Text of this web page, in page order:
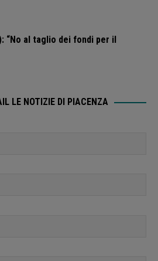
“No al taglio dei fondi per il
LE NOTIZIE DI PIACENZA